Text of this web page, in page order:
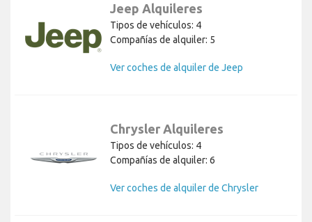
Jeep Alquileres
Tipos de vehículos: 4
Compañías de alquiler: 5
Ver coches de alquiler de Jeep
Chrysler Alquileres
Tipos de vehículos: 4
Compañías de alquiler: 6
Ver coches de alquiler de Chrysler